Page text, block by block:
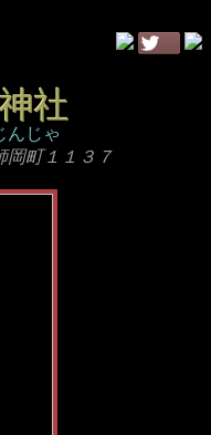
社
んじゃ
岡町１１３７